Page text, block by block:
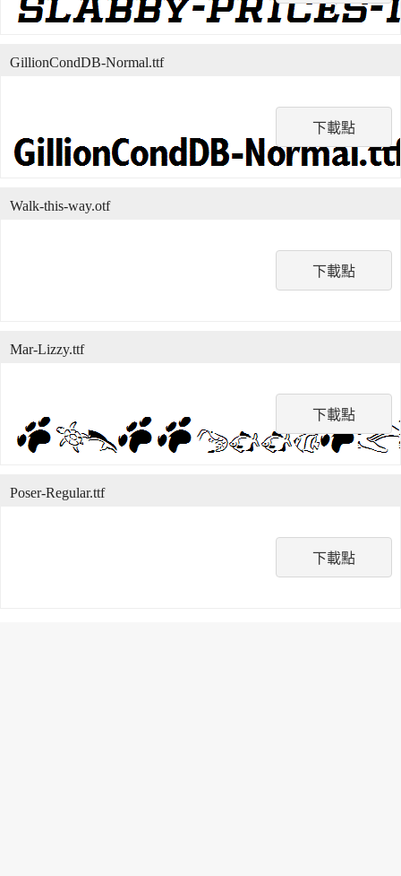
下載點
GillionCondDB-Normal.ttf
下載點
Walk-this-way.otf
下載點
Mar-Lizzy.ttf
下載點
Poser-Regular.ttf